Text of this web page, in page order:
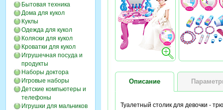
Бытовая техника
Дома для кукол
Куклы
Одежда для кукол
Коляски для кукол
Кроватки для кукол
Игрушечная посуда и
продукты
Наборы доктора
Игровые наборы
Детские компьютеры и
телефоны
Игрушки для мальчиков
Описание
Туалетный столик для девочки -